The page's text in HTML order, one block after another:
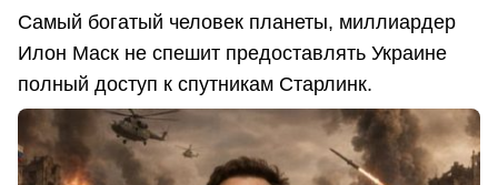
Самый богатый человек планеты, миллиардер
Илон Маск не спешит предоставлять Украине
полный доступ к спутникам Старлинк.